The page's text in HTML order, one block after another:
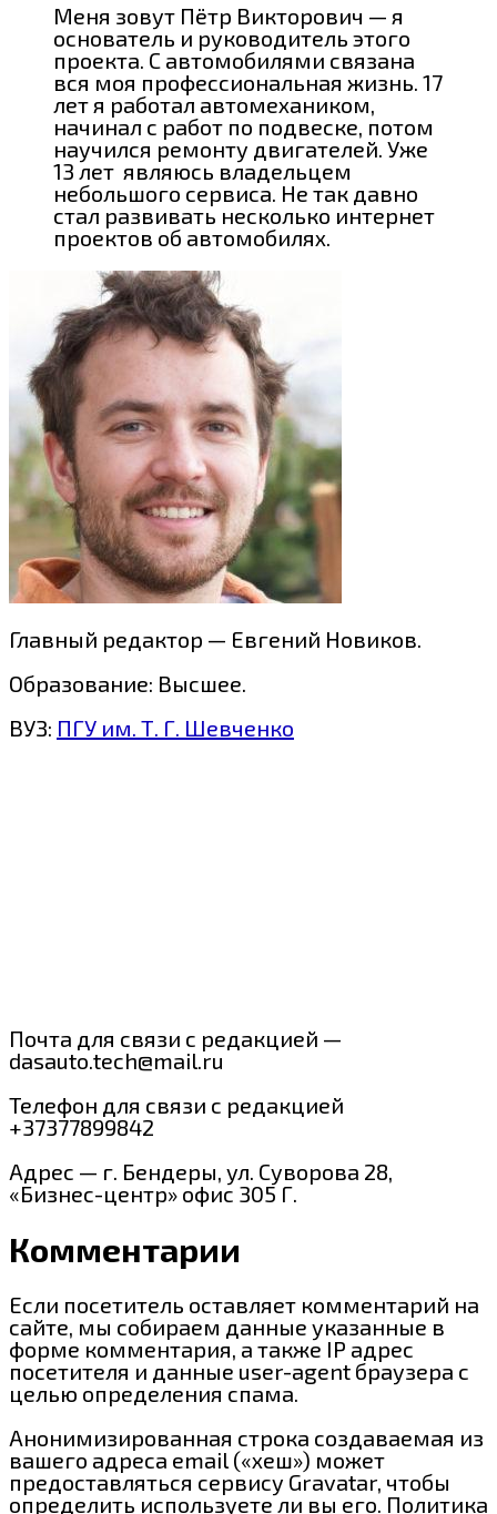
Меня зовут Пётр Викторович — я
основатель и руководитель этого
проекта. С автомобилями связана
вся моя профессиональная жизнь. 17
лет я работал автомехаником,
начинал с работ по подвеске, потом
научился ремонту двигателей. Уже
13 лет являюсь владельцем
небольшого сервиса. Не так давно
стал развивать несколько интернет
проектов об автомобилях.
Главный редактор — Евгений Новиков.
Образование: Высшее.
ВУЗ: ПГУ им. Т. Г. Шевченко
Почта для связи с редакцией —
dasauto.tech@mail.ru
Телефон для связи с редакцией
+37377899842
Адрес — г. Бендеры, ул. Суворова 28,
«Бизнес-центр» офис 305 Г.
Комментарии
Если посетитель оставляет комментарий на
сайте, мы собираем данные указанные в
форме комментария, а также IP адрес
посетителя и данные user-agent браузера с
целью определения спама.
Анонимизированная строка создаваемая из
вашего адреса email («хеш») может
предоставляться сервису Gravatar, чтобы
определить используете ли вы его. Политика